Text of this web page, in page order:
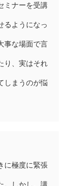
ミナーを受講
るようになっ
事な場面で言
り、実はそれ
しまうのが悩
に極度に緊張